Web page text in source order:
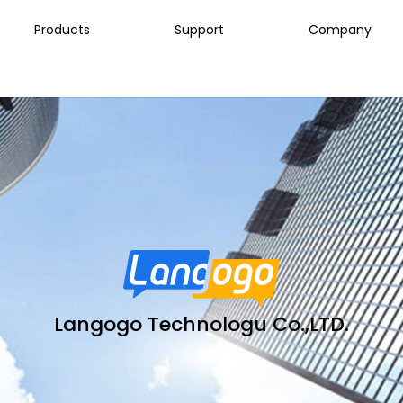
Products Support Company
Langogo Technologu Co.,LTD.